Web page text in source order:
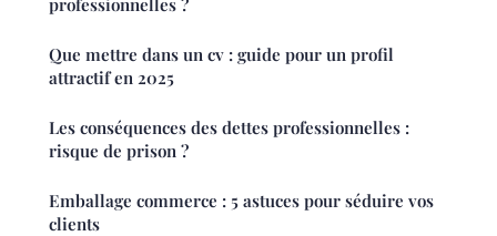
Que mettre dans un cv : guide pour un profil
attractif en 2025
Les conséquences des dettes professionnelles :
risque de prison ?
Emballage commerce : 5 astuces pour séduire vos
clients